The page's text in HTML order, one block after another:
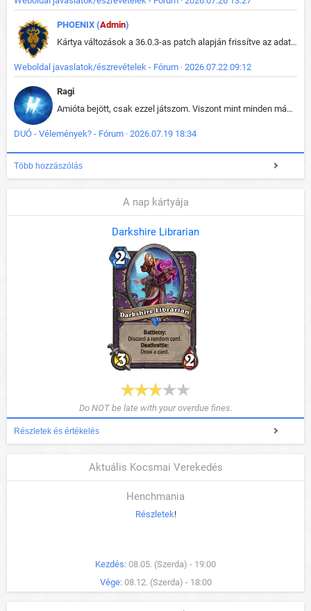
PHOENIX (Admin)
Kártya változások a 36.0.3-as patch alapján frissítve az adatbázisban (képek is cserélve).
Weboldal javaslatok/észrevételek - Fórum · 2026.07.22 09:12
Ragi
Amióta bejött, csak ezzel játszom. Viszont mint minden más - akár az alapjáték is, ez is baromira összetett lett. Néha már pár kör után is esélytelen az egész. Vagy irreállisan túltápol valaki, vagy lelép a partner, vagy csak hülye mint a segg. És amikor eljönne az én időm, na akkor jön el mindenki másé is. Engem jobban érdekelne, hogy ki milyen ratingen szokott játszani. Na ez lenne egy érdekes adat.
DUÓ - Vélemények? - Fórum · 2026.07.19 18:34
Több hozzászólás
A nap kártyája
Darkshire Librarian
Do NOT be late with your overdue fines.
Részletek és értékelés
Aktuális Kocsmai Verekedés
Henchmania
Részletek!
Kezdés: 08.05. (Szerda) - 19:00
Vége: 08.12. (Szerda) - 18:00